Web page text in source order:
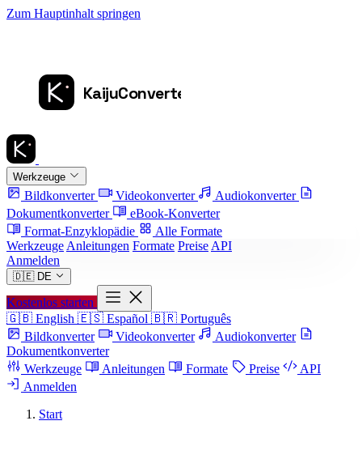
Zum Hauptinhalt springen
Werkzeuge
Bildkonverter Videokonverter
Audiokonverter
Dokumentkonverter
eBook-Konverter
Format-Enzyklopädie
Alle Formate
Werkzeuge Anleitungen Formate Preise API
Anmelden
🇩🇪 DE
Kostenlos starten
🇬🇧 English 🇪🇸 Español 🇧🇷 Português
Bildkonverter
Videokonverter
Audiokonverter
Dokumentkonverter
Werkzeuge
Anleitungen Formate Preise
API
Anmelden
Start